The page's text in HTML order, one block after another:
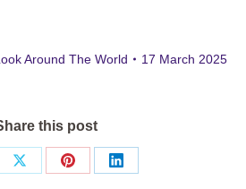
Around The World 17 March 2025
this post
Share
Share
Share